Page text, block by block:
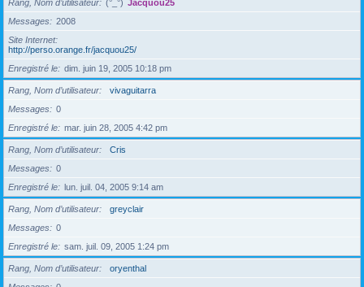
Rang, Nom d’utilisateur (°_°) Jacquou25
Messages
2008
Site Internet
http://perso.orange.fr/jacquou25/
Enregistré le
dim. juin 19, 2005 10:18 pm
Rang, Nom d’utilisateur
vivaguitarra
Messages
0
Enregistré le
mar. juin 28, 2005 4:42 pm
Rang, Nom d’utilisateur
Cris
Messages
0
Enregistré le
lun. juil. 04, 2005 9:14 am
Rang, Nom d’utilisateur
greyclair
Messages
0
Enregistré le
sam. juil. 09, 2005 1:24 pm
Rang, Nom d’utilisateur
oryenthal